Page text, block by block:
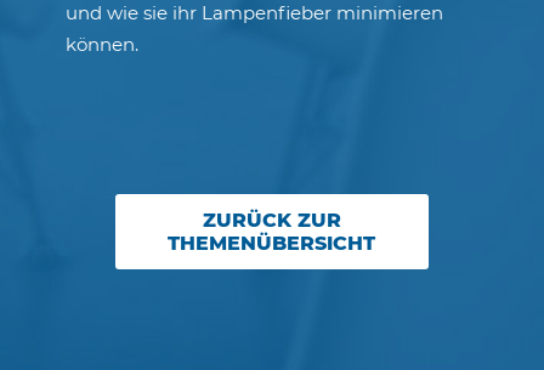
und wie sie ihr Lampenfieber minimieren
können.
ZURÜCK ZUR
THEMENÜBERSICHT